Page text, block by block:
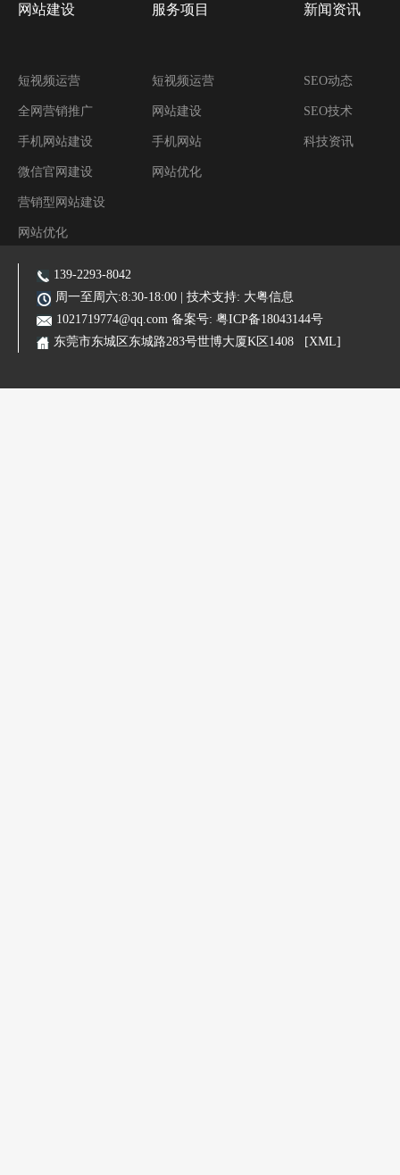
网站建设
短视频运营
全网营销推广
手机网站建设
微信官网建设
营销型网站建设
网站优化
阿里装修运营
服务项目
短视频运营
网站建设
手机网站
网站优化
新闻资讯
SEO动态
SEO技术
科技资讯
主营业务:东莞网站建设|东莞网站优化|东莞SEO优化推广|品牌网站|手机网站|微信小程序|霸屏推广
139-2293-8042
周一至周六:8:30-18:00 | 技术支持: 大粤信息
1021719774@qq.com 备案号: 粤ICP备18043144号
东莞市东城区东城路283号世博大厦K区1408
[XML]